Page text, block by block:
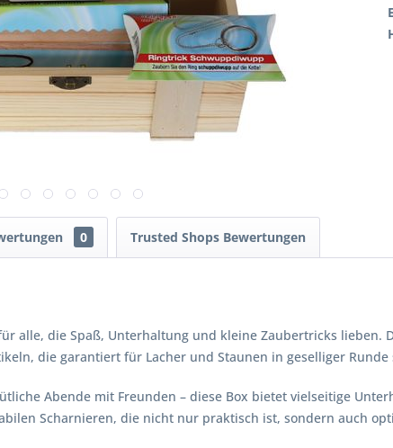
0 Trusted Shops Bewertungen
alle, die Spaß, Unterhaltung und kleine Zaubertricks
die garantiert für Lacher und Staunen in geselliger Runde
Abende mit Freunden – diese Box bietet vielseitige
Scharnieren, die nicht nur praktisch ist, sondern auch